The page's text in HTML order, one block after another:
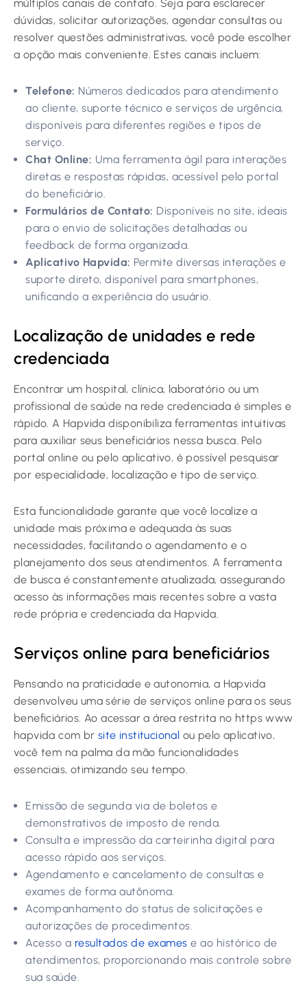
múltiplos canais de contato. Seja para esclarecer
dúvidas, solicitar autorizações, agendar consultas ou
resolver questões administrativas, você pode escolher
a opção mais conveniente. Estes canais incluem:
Telefone: Números dedicados para atendimento
ao cliente, suporte técnico e serviços de urgência,
disponíveis para diferentes regiões e tipos de
serviço.
Chat Online: Uma ferramenta ágil para interações
diretas e respostas rápidas, acessível pelo portal
do beneficiário.
Formulários de Contato: Disponíveis no site, ideais
para o envio de solicitações detalhadas ou
feedback de forma organizada.
Aplicativo Hapvida: Permite diversas interações e
suporte direto, disponível para smartphones,
unificando a experiência do usuário.
Localização de unidades e rede
credenciada
Encontrar um hospital, clínica, laboratório ou um
profissional de saúde na rede credenciada é simples e
rápido. A Hapvida disponibiliza ferramentas intuitivas
para auxiliar seus beneficiários nessa busca. Pelo
portal online ou pelo aplicativo, é possível pesquisar
por especialidade, localização e tipo de serviço.
Esta funcionalidade garante que você localize a
unidade mais próxima e adequada às suas
necessidades, facilitando o agendamento e o
planejamento dos seus atendimentos. A ferramenta
de busca é constantemente atualizada, assegurando
acesso às informações mais recentes sobre a vasta
rede própria e credenciada da Hapvida.
Serviços online para beneficiários
Pensando na praticidade e autonomia, a Hapvida
desenvolveu uma série de serviços online para os seus
beneficiários. Ao acessar a área restrita no https www
hapvida com brsite institucional ou pelo aplicativo,
você tem na palma da mão funcionalidades
essenciais, otimizando seu tempo.
Emissão de segunda via de boletos e
demonstrativos de imposto de renda.
Consulta e impressão da carteirinha digital para
acesso rápido aos serviços.
Agendamento e cancelamento de consultas e
exames de forma autônoma.
Acompanhamento do status de solicitações e
autorizações de procedimentos.
Acesso a resultados de exames e ao histórico de
atendimentos, proporcionando mais controle sobre
sua saúde.